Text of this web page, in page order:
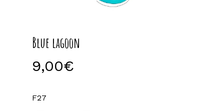
Blue lagoon
9,00€
F27